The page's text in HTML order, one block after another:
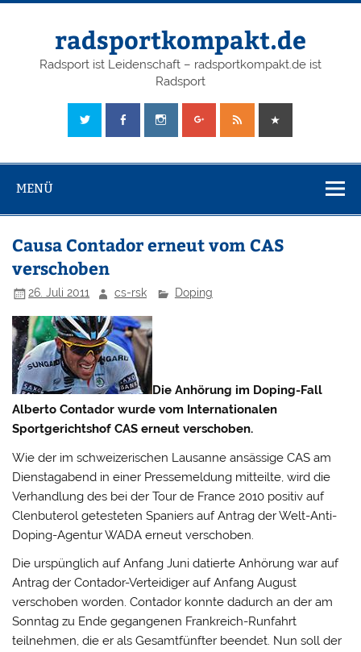
radsportkompakt.de
Radsport ist Leidenschaft – radsportkompakt.de ist
Radsport
MENÜ
Causa Contador erneut vom CAS
verschoben
26. Juli 2011 cs-rsk Doping
Die Anhörung im Doping-Fall
Alberto Contador wurde vom Internationalen
Sportgerichtshof CAS erneut verschoben.
Wie der im schweizerischen Lausanne ansässige CAS am
Dienstagabend in einer Pressemeldung mitteilte, wird die
Verhandlung des bei der Tour de France 2010 positiv auf
Clenbuterol getesteten Spaniers auf Antrag der Welt-Anti-
Doping-Agentur WADA erneut verschoben.
Die urspünglich auf Anfang Juni datierte Anhörung war auf
Antrag der Contador-Verteidiger auf Anfang August
verschoben worden. Contador konnte dadurch an der am
Sonntag zu Ende gegangenen Frankreich-Runfahrt
teilnehmen, die er als Gesamtfünfter beendet. Nun soll der